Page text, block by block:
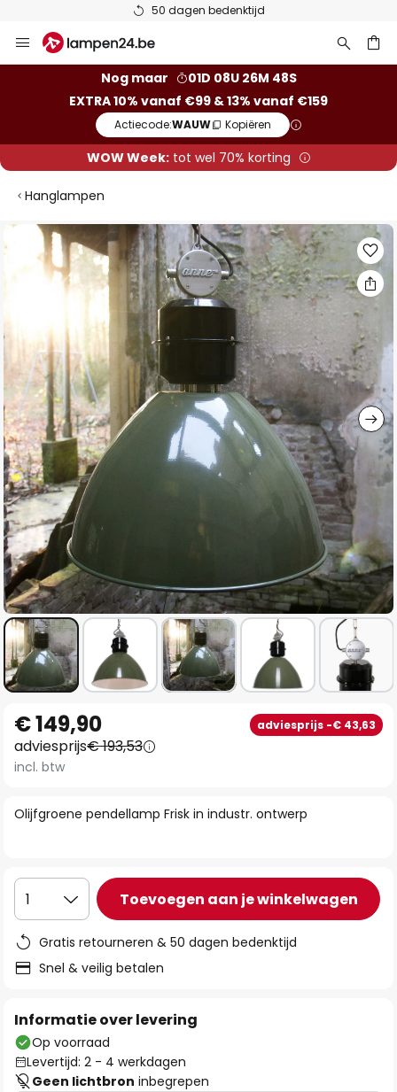
50 dagen bedenktijd
naar
Nog maar
01D 08U 26M 47S
EXTRA 10% vanaf €99 & 13% vanaf €159
Actiecode:WAUW Kopiëren
WOW Week:tot wel 70% korting
Hanglampen
Ga
naar
het
einde
van
de
afbeeldingen-
gallerij
naar
het
begin
de
Olijfgroene pendellamp Frisk in industr. ontwerp
€ 149,90 adviesprijs -€ 43,63
adviesprijs€ 193,53
incl. btw
1 Toevoegen aan je winkelwagen
Gratis retourneren & 50 dagen bedenktijd
Snel & veilig betalen
Informatie over levering
Op voorraad
Levertijd: 2 - 4 werkdagen
Geen lichtbron inbegrepen